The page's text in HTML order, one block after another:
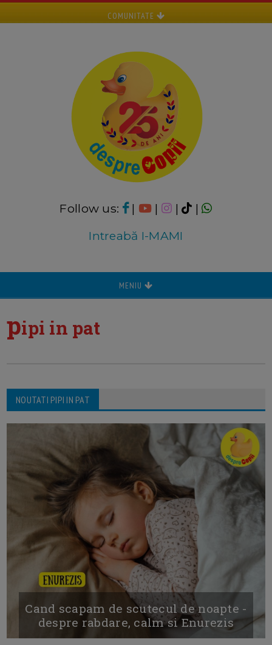
COMUNITATE
Follow us: | | |
|
Intreabă I-MAMI
MENIU
pipi in pat
NOUTATI PIPI IN PAT
Cand scapam de scutecul de noapte -
despre rabdare, calm si Enurezis